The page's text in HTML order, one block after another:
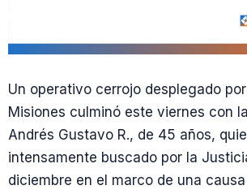
Un operativo cerrojo desplegado
Misiones culminó este viernes con
Andrés Gustavo R., de 45 años,
intensamente buscado por la
diciembre en el marco de una